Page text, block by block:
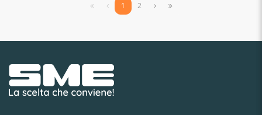
  1 2  